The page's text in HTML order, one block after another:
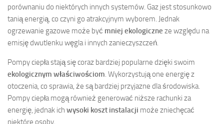
porównaniu do niektórych innych systemów. Gaz jest stosunkowo
tanią energią, co czyni go atrakcyjnym wyborem. Jednak
ogrzewanie gazowe może być mniej ekologiczne ze względu na
emisję dwutlenku węgla i innych zanieczyszczeń.
Pompy ciepła stają się coraz bardziej popularne dzięki swoim
ekologicznym właściwościom. Wykorzystują one energię z
otoczenia, co sprawia, że są bardziej przyjazne dla środowiska.
Pompy ciepła mogą również generować niższe rachunki za
energię, jednak ich wysoki koszt instalacji może zniechęcać
niektóre osoby.